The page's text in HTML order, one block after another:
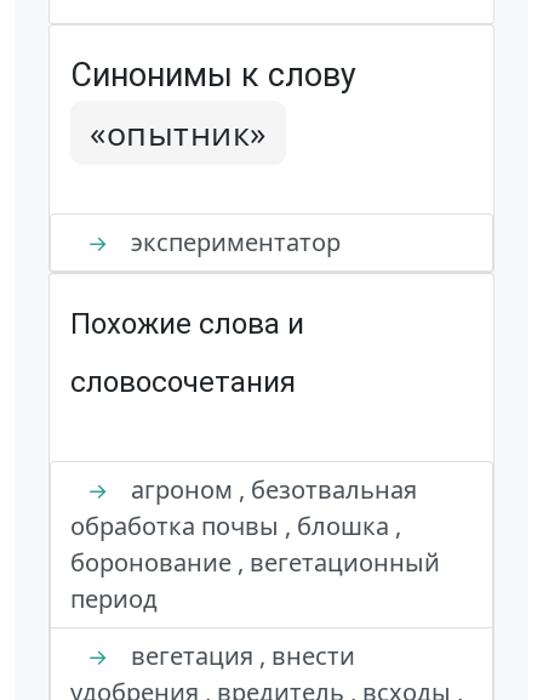
Синонимы к слову
«опытник»
→ экспериментатор
Похожие слова и
словосочетания
→
агроном , безотвальная
обработка почвы , блошка ,
боронование , вегетационный
период
→
вегетация , внести
удобрения , вредитель , всходы ,